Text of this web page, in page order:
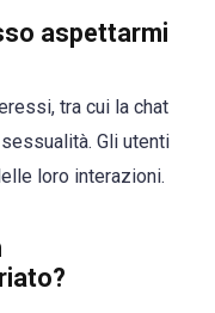
aspettarmi
tra cui la chat
Gli utenti
loro interazioni.